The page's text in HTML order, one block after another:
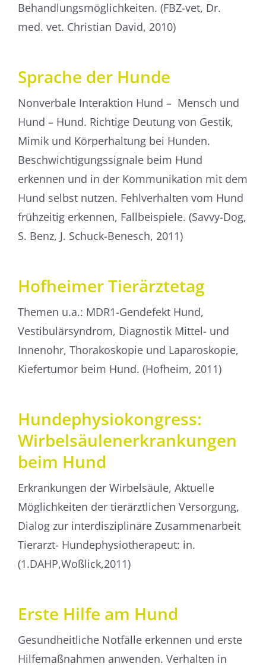
Behandlungsmöglichkeiten. (FBZ-vet, Dr.
med. vet. Christian David, 2010)
Sprache der Hunde
Nonverbale Interaktion Hund – Mensch und
Hund – Hund. Richtige Deutung von Gestik,
Mimik und Körperhaltung bei Hunden.
Beschwichtigungssignale beim Hund
erkennen und in der Kommunikation mit dem
Hund selbst nutzen. Fehlverhalten vom Hund
frühzeitig erkennen, Fallbeispiele. (Savvy-Dog,
S. Benz, J. Schuck-Benesch, 2011)
Hofheimer Tierärztetag
Themen u.a.: MDR1-Gendefekt Hund,
Vestibulärsyndrom, Diagnostik Mittel- und
Innenohr, Thorakoskopie und Laparoskopie,
Kiefertumor beim Hund. (Hofheim, 2011)
Hunde­physio­kongress:
Wirbel­­säulen­­erkrankungen
beim Hund
Erkrankungen der Wirbelsäule, Aktuelle
Möglichkeiten der tierärztlichen Versorgung,
Dialog zur inter­disziplinäre Zusammenarbeit
Tierarzt- Hunde­physio­therapeut: in.
(1.DAHP,Woßlick,2011)
Erste Hilfe am Hund
Gesundheitliche Notfälle erkennen und erste
Hilfemaßnahmen anwenden. Verhalten in